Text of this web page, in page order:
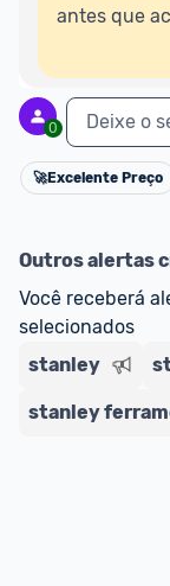
antes que
0 Deixe o
🚀Excelente Preço
Outros alertas
Você receberá
selecionados
stanley
stanley